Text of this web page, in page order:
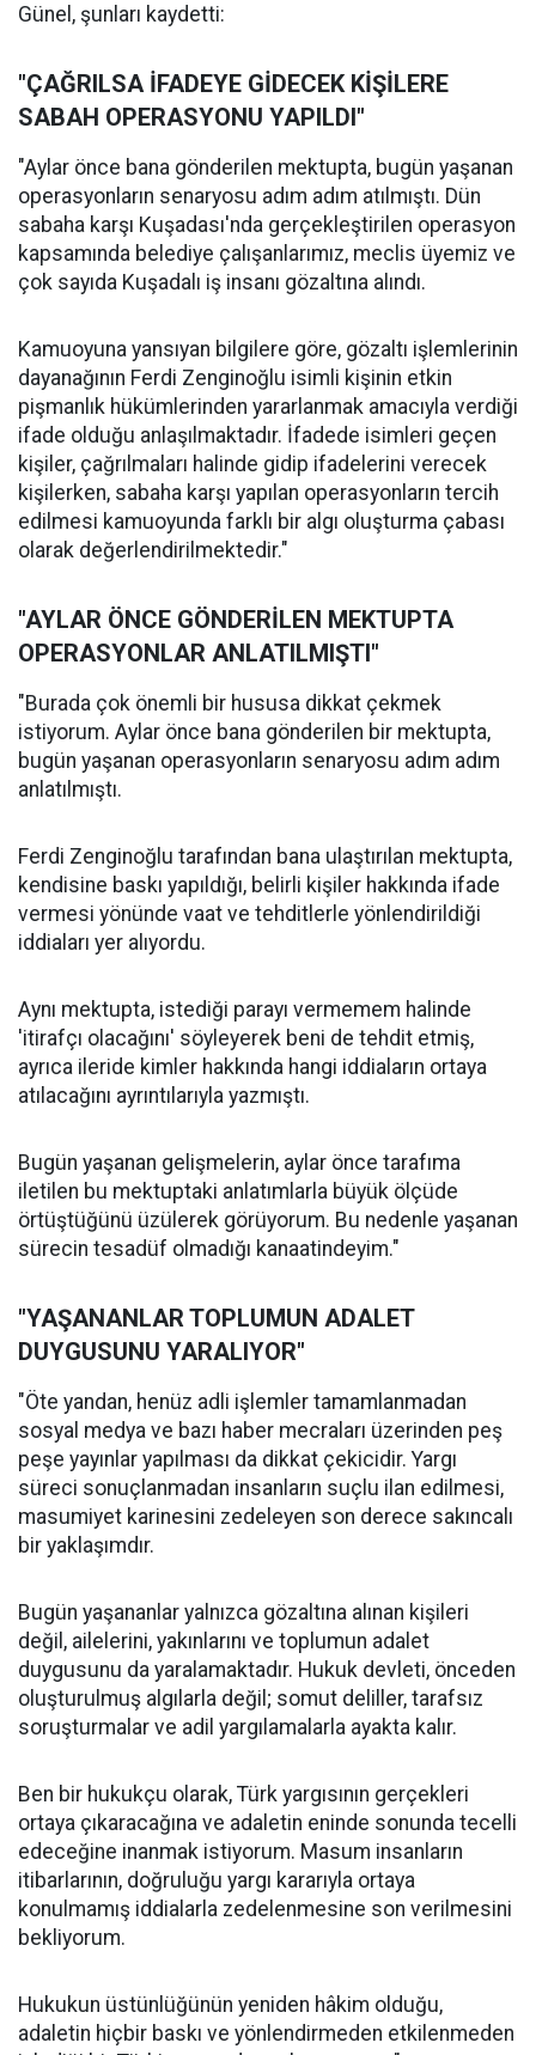
Günel, şunları kaydetti:
"ÇAĞRILSA İFADEYE GİDECEK KİŞİLERE
SABAH OPERASYONU YAPILDI"
"Aylar önce bana gönderilen mektupta, bugün yaşanan
operasyonların senaryosu adım adım atılmıştı. Dün
sabaha karşı Kuşadası'nda gerçekleştirilen operasyon
kapsamında belediye çalışanlarımız, meclis üyemiz ve
çok sayıda Kuşadalı iş insanı gözaltına alındı.
Kamuoyuna yansıyan bilgilere göre, gözaltı işlemlerinin
dayanağının Ferdi Zenginoğlu isimli kişinin etkin
pişmanlık hükümlerinden yararlanmak amacıyla verdiği
ifade olduğu anlaşılmaktadır. İfadede isimleri geçen
kişiler, çağrılmaları halinde gidip ifadelerini verecek
kişilerken, sabaha karşı yapılan operasyonların tercih
edilmesi kamuoyunda farklı bir algı oluşturma çabası
olarak değerlendirilmektedir."
"AYLAR ÖNCE GÖNDERİLEN MEKTUPTA
OPERASYONLAR ANLATILMIŞTI"
"Burada çok önemli bir hususa dikkat çekmek
istiyorum. Aylar önce bana gönderilen bir mektupta,
bugün yaşanan operasyonların senaryosu adım adım
anlatılmıştı.
Ferdi Zenginoğlu tarafından bana ulaştırılan mektupta,
kendisine baskı yapıldığı, belirli kişiler hakkında ifade
vermesi yönünde vaat ve tehditlerle yönlendirildiği
iddiaları yer alıyordu.
Aynı mektupta, istediği parayı vermemem halinde
'itirafçı olacağını' söyleyerek beni de tehdit etmiş,
ayrıca ileride kimler hakkında hangi iddiaların ortaya
atılacağını ayrıntılarıyla yazmıştı.
Bugün yaşanan gelişmelerin, aylar önce tarafıma
iletilen bu mektuptaki anlatımlarla büyük ölçüde
örtüştüğünü üzülerek görüyorum. Bu nedenle yaşanan
sürecin tesadüf olmadığı kanaatindeyim."
"YAŞANANLAR TOPLUMUN ADALET
DUYGUSUNU YARALIYOR"
"Öte yandan, henüz adli işlemler tamamlanmadan
sosyal medya ve bazı haber mecraları üzerinden peş
peşe yayınlar yapılması da dikkat çekicidir. Yargı
süreci sonuçlanmadan insanların suçlu ilan edilmesi,
masumiyet karinesini zedeleyen son derece sakıncalı
bir yaklaşımdır.
Bugün yaşananlar yalnızca gözaltına alınan kişileri
değil, ailelerini, yakınlarını ve toplumun adalet
duygusunu da yaralamaktadır. Hukuk devleti, önceden
oluşturulmuş algılarla değil; somut deliller, tarafsız
soruşturmalar ve adil yargılamalarla ayakta kalır.
Ben bir hukukçu olarak, Türk yargısının gerçekleri
ortaya çıkaracağına ve adaletin eninde sonunda tecelli
edeceğine inanmak istiyorum. Masum insanların
itibarlarının, doğruluğu yargı kararıyla ortaya
konulmamış iddialarla zedelenmesine son verilmesini
bekliyorum.
Hukukun üstünlüğünün yeniden hâkim olduğu,
adaletin hiçbir baskı ve yönlendirmeden etkilenmeden